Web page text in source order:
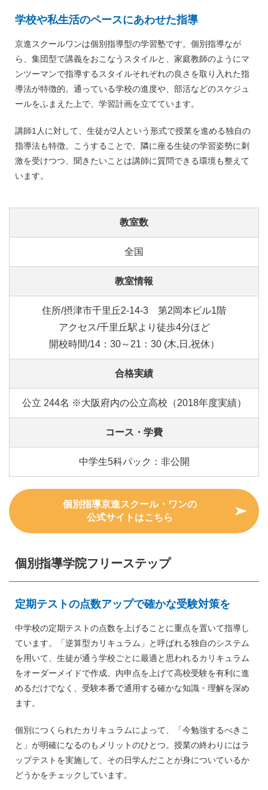
学校や私生活のペースにあわせた指導
京進スクールワンは個別指導型の学習塾です。個別指導なが
ら、集団型で講義をおこなうスタイルと、家庭教師のようにマ
ンツーマンで指導するスタイルそれぞれの良さを取り入れた指
導法が特徴的。通っている学校の進度や、部活などのスケジュ
ールをふまえた上で、学習計画を立てています。
講師1人に対して、生徒が2人という形式で授業を進める独自の
指導法も特徴。こうすることで、隣に座る生徒の学習姿勢に刺
激を受けつつ、聞きたいことは講師に質問できる環境も整えて
います。
教室数
全国
教室情報
住所/摂津市千里丘2-14-3 第2岡本ビル1階
アクセス/千里丘駅より徒歩4分ほど
開校時間/14：30～21：30 (木,日,祝休）
合格実績
公立 244名 ※大阪府内の公立高校（2018年度実績）
コース・学費
中学生5科パック：非公開
個別指導京進スクール・ワンの
公式サイトはこちら
個別指導学院フリーステップ
定期テストの点数アップで確かな受験対策を
中学校の定期テストの点数を上げることに重点を置いて指導し
ています。「逆算型カリキュラム」と呼ばれる独自のシステム
を用いて、生徒が通う学校ごとに最適と思われるカリキュラム
をオーダーメイドで作成。内申点を上げて高校受験を有利に進
めるだけでなく、受験本番で通用する確かな知識・理解を深め
ます。
個別につくられたカリキュラムによって、「今勉強するべきこ
と」が明確になるのもメリットのひとつ。授業の終わりにはラ
ップテストを実施して、その日学んだことが身についているか
どうかをチェックしています。